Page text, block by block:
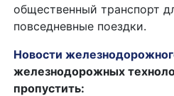
общественный транспорт
повседневные поездки.
Новости
железнодорожных
пропустить: